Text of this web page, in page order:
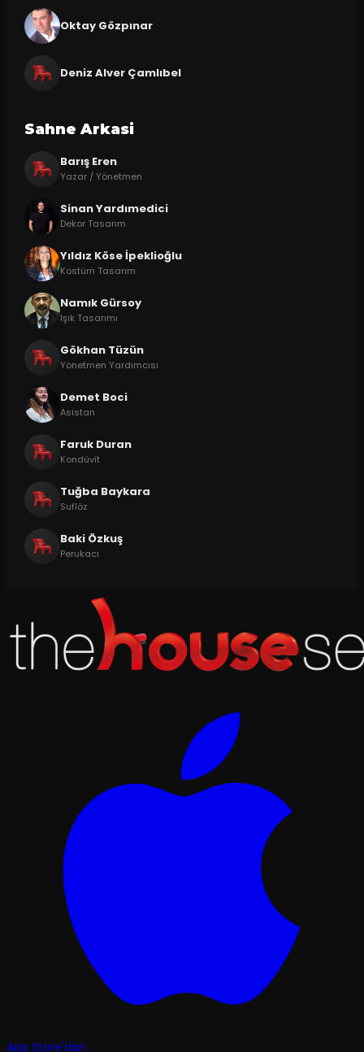
Oktay Gözpınar
Deniz Alver Çamlıbel
Sahne Arkasi
Barış Eren
Yazar / Yönetmen
Sinan Yardımedici
Dekor Tasarım
Yıldız Köse İpeklioğlu
Kostüm Tasarım
Namık Gürsoy
Işık Tasarımı
Gökhan Tüzün
Yönetmen Yardımcısı
Demet Boci
Asistan
Faruk Duran
Kondüvit
Tuğba Baykara
Suflöz
Baki Özkuş
Perukacı
App Store'dan